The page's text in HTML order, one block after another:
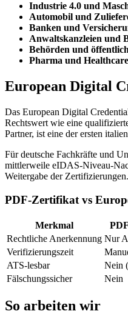
Industrie 4.0 und
Automobil und
Banken und
Anwaltskanzleien und
Behörden und
Pharma und Healthcare
European Digital
Das European Digital
Rechtswert wie eine
Partner, ist eine der ersten
Für deutsche Fachkräfte und
mittlerweile eIDAS-Niveau-
Weitergabe der Zertifizierungen.
PDF-Zertifikat vs
Merkmal
Rechtliche Anerkennung Nur
Verifizierungszeit
ATS-lesbar
Nein
Fälschungssicher
Nein
So arbeiten wir